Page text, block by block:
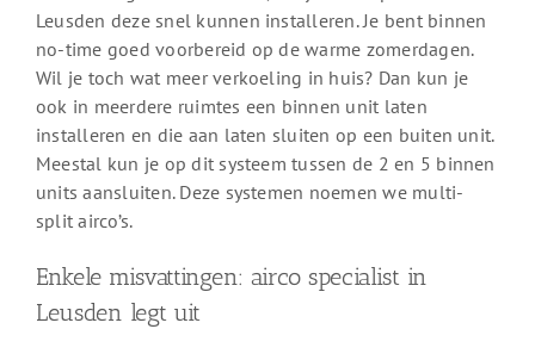
Leusden deze snel kunnen installeren. Je bent binnen
no-time goed voorbereid op de warme zomerdagen.
Wil je toch wat meer verkoeling in huis? Dan kun je
ook in meerdere ruimtes een binnen unit laten
installeren en die aan laten sluiten op een buiten unit.
Meestal kun je op dit systeem tussen de 2 en 5 binnen
units aansluiten. Deze systemen noemen we multi-
split airco’s.
Enkele misvattingen: airco specialist in
Leusden legt uit